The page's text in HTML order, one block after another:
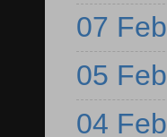
07 Feb
05 Feb
04 Feb